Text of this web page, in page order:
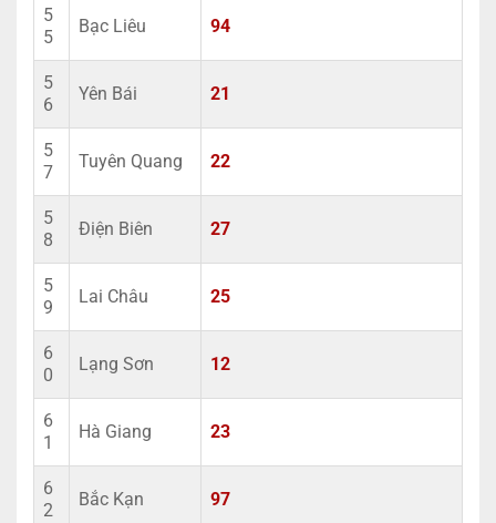
5
5
Bạc Liêu 94
5
6
Yên Bái 21
5
7
Tuyên Quang 22
5
8
Điện Biên 27
5
9
Lai Châu 25
6
0
Lạng Sơn 12
6
1
Hà Giang 23
6
2
Bắc Kạn 97